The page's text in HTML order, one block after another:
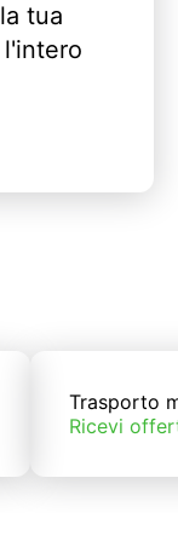
tua
Trasporto
Ricevi